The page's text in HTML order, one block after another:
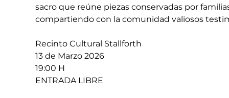
sacro que reúne piezas conservadas por
compartiendo con la comunidad valiosos
Recinto Cultural Stallforth
13 de Marzo 2026
19:00 H
ENTRADA LIBRE